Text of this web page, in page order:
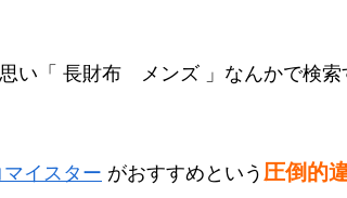
い「 長財布 メンズ 」なんかで検
マイスター がおすすめという 圧倒的